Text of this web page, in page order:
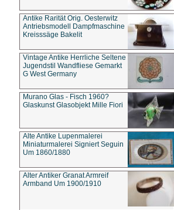
Antike Rarität Orig. Oesterwitz
Antriebsmodell Dampfmaschine
Kreisssäge Bakelit
Vintage Antike Herrliche Seltene
Jugendstil Wandfliese Gemarkt
G West Germany
Murano Glas - Fisch 1960?
Glaskunst Glasobjekt Mille Fiori
Alte Antike Lupenmalerei
Miniaturmalerei Signiert Seguin
Um 1860/1880
Alter Antiker Granat Armreif
Armband Um 1900/1910